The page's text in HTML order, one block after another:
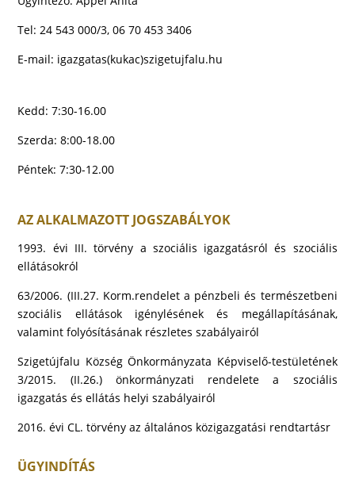
Tel: 24 543 000/3, 06 70 453 3406
E-mail: igazgatas(kukac)szigetujfalu.hu
Kedd: 7:30-16.00
Szerda: 8:00-18.00
Péntek: 7:30-12.00
AZ ALKALMAZOTT JOGSZABÁLYOK
1993. évi III. törvény a szociális igazgatásról és szociális
ellátásokról
63/2006. (III.27. Korm.rendelet a pénzbeli és természetbeni
szociális ellátások igénylésének és megállapításának,
valamint folyósításának részletes szabályairól
Szigetújfalu Község Önkormányzata Képviselő-testületének
3/2015. (II.26.) önkormányzati rendelete a szociális
igazgatás és ellátás helyi szabályairól
2016. évi CL. törvény az általános közigazgatási rendtartásr
ÜGYINDÍTÁS